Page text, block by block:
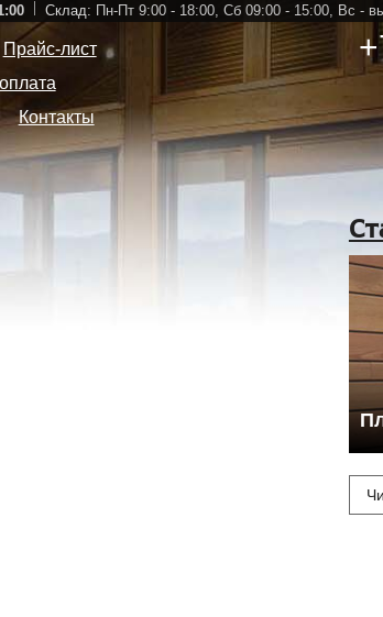
Склад: Пн-Пт 9:00 - 18:00, Сб 09:00 - 15:00, Вс -
Прайс-лист
Контакты